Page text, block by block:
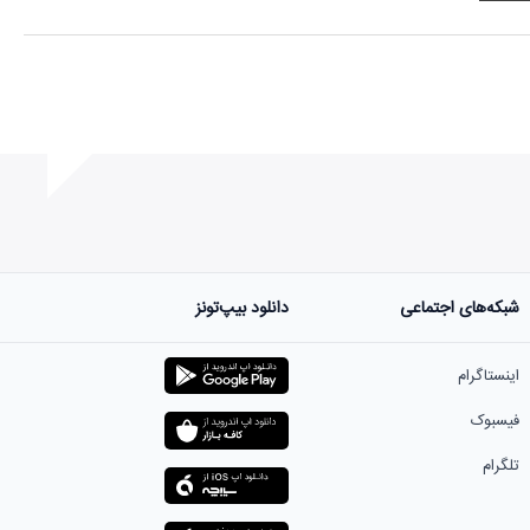
شبکه‌های اجتماعی
اینستاگرام
فیسبوک
تلگرام
دانلود بیپ‌تونز